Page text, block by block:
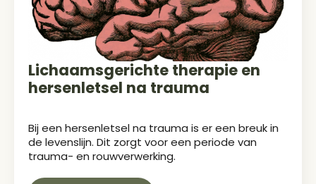
Lichaamsgerichte therapie en
hersenletsel na trauma
Bij een hersenletsel na trauma is er een breuk in
de levenslijn. Dit zorgt voor een periode van
trauma- en rouwverwerking.